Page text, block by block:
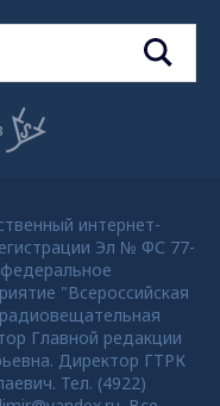
интернет-
Эл № ФС 77-
"Всероссийская
Главной редакции
Директор ГТРК
Тел. (4922)